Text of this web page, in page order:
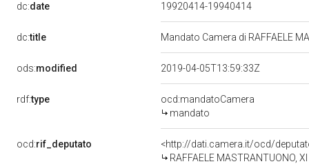
dc:date 19920414-19940414
dc:title Mandato Camera di RAFFAELE
ods:modified 2019-04-05T13:59:33Z
rdf:type
ocd:mandatoCamera
mandato
ocd:rif_deputato
<http://dati.camera.it/ocd/
RAFFAELE MASTRANTUONO,